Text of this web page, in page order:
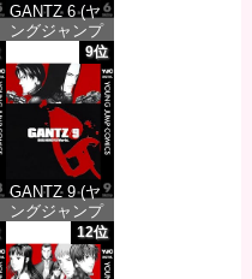
GANTZ 6 (ヤ
ングジャンプ
コミックス
DIGITAL)
価格：¥100
9位
GANTZ 9 (ヤ
ングジャンプ
コミックス
DIGITAL)
12位